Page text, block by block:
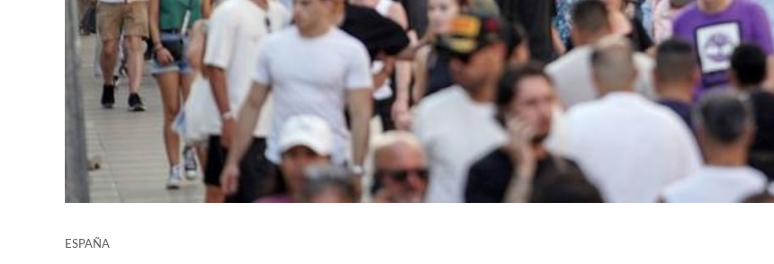
ESPAÑA